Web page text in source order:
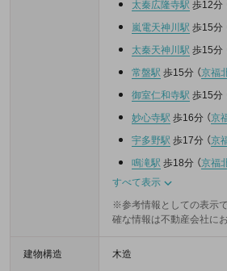
太秦広隆寺駅 歩12分
嵐電天神川駅 歩15分
太秦天神川駅 歩15分
常盤駅 歩15分 （京福
御室仁和寺駅 歩15分
妙心寺駅 歩16分 （京
宇多野駅 歩17分 （京
鳴滝駅 歩18分 （京福
すべて表示
※参考情報としての表示
確な情報は不動産会社に
建物構造 木造